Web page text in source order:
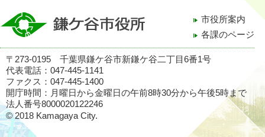
市役所案内
各課のページ
〒273-0195 千葉県鎌ケ谷市新鎌ケ谷二丁目6番1号
代表電話：047-445-1141
ファクス：047-445-1400
開庁時間：月曜日から金曜日の午前8時30分から午後5時まで
法人番号8000020122246
© 2018 Kamagaya City.